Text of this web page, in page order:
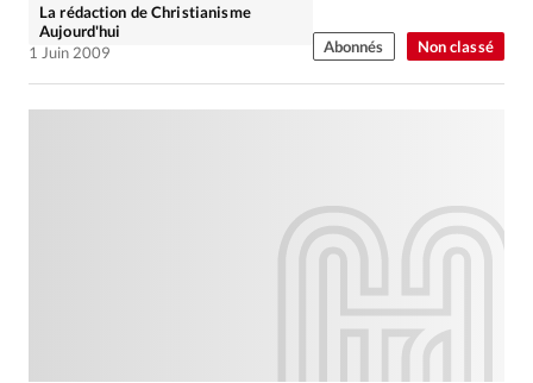
Non classé
La rédaction de Christianisme
Aujourd'hui
1 Juin 2009
Abonnés